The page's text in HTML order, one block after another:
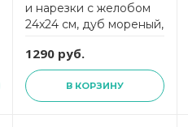
и нарезки с желобом
24x24 см, дуб мореный,
Surface,
DSJ2400634KL6,
ComposeEat
1290 руб.
В КОРЗИНУ